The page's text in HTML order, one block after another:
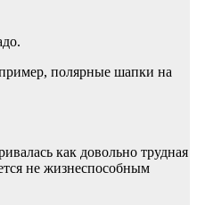
полярные шапки на
как довольно трудная
не жизнеспособным